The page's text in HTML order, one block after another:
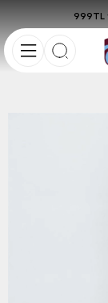
999TL